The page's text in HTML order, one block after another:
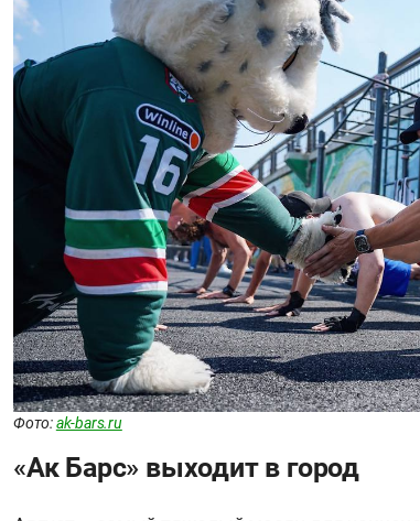
Фото:ak-bars.ru
«Ак Барс» выходит в город